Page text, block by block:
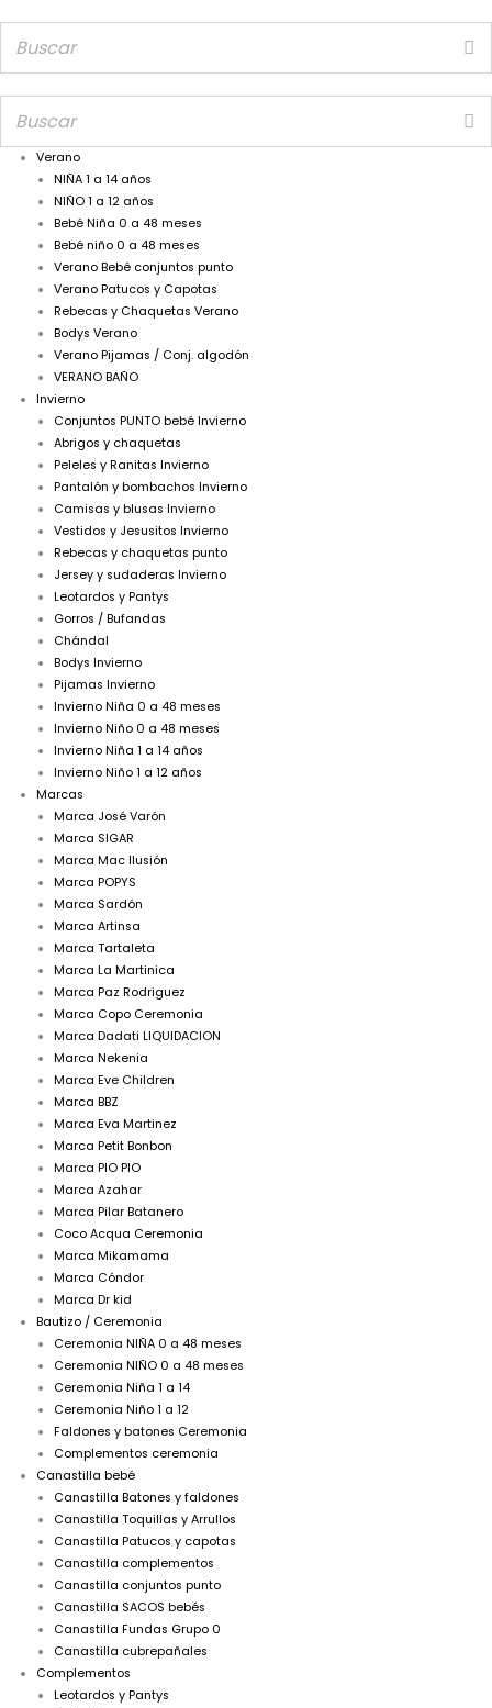
Verano
NIÑA 1 a 14 años
NIÑO 1 a 12 años
Bebé Niña 0 a 48 meses
Bebé niño 0 a 48 meses
Verano Bebé conjuntos punto
Verano Patucos y Capotas
Rebecas y Chaquetas Verano
Bodys Verano
Verano Pijamas / Conj. algodón
VERANO BAÑO
Invierno
Conjuntos PUNTO bebé Invierno
Abrigos y chaquetas
Peleles y Ranitas Invierno
Pantalón y bombachos Invierno
Camisas y blusas Invierno
Vestidos y Jesusitos Invierno
Rebecas y chaquetas punto
Jersey y sudaderas Invierno
Leotardos y Pantys
Gorros / Bufandas
Chándal
Bodys Invierno
Pijamas Invierno
Invierno Niña 0 a 48 meses
Invierno Niño 0 a 48 meses
Invierno Niña 1 a 14 años
Invierno Niño 1 a 12 años
Marcas
Marca José Varón
Marca SIGAR
Marca Mac Ilusión
Marca POPYS
Marca Sardón
Marca Artinsa
Marca Tartaleta
Marca La Martinica
Marca Paz Rodriguez
Marca Copo Ceremonia
Marca Dadati LIQUIDACION
Marca Nekenia
Marca Eve Children
Marca BBZ
Marca Eva Martinez
Marca Petit Bonbon
Marca PIO PIO
Marca Azahar
Marca Pilar Batanero
Coco Acqua Ceremonia
Marca Mikamama
Marca Cóndor
Marca Dr kid
Bautizo / Ceremonia
Ceremonia NIÑA 0 a 48 meses
Ceremonia NIÑO 0 a 48 meses
Ceremonia Niña 1 a 14
Ceremonia Niño 1 a 12
Faldones y batones Ceremonia
Complementos ceremonia
Canastilla bebé
Canastilla Batones y faldones
Canastilla Toquillas y Arrullos
Canastilla Patucos y capotas
Canastilla complementos
Canastilla conjuntos punto
Canastilla SACOS bebés
Canastilla Fundas Grupo 0
Canastilla cubrepañales
Complementos
Leotardos y Pantys